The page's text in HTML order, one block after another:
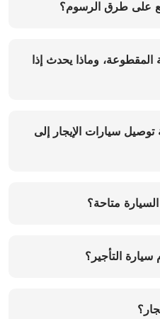
على طرق الرسوم؟
وماذا يحدث إذا
سيارات الإيجار إلى
متاحة؟
سيارة التأجير؟